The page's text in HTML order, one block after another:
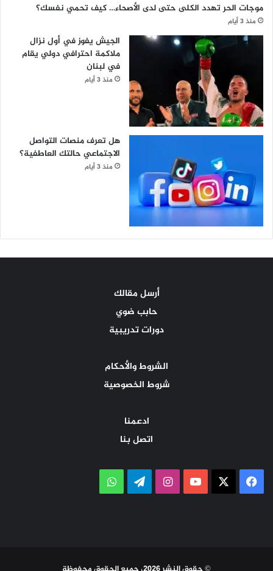
موجات الحر تهدد الكلى حتى لدى الأصحاء… كيف تحمي نفسك؟
منذ 3 أيام
الجيش يفوز في أول نزال
ملاكمة احترافي دولي يقام
في لبنان
منذ 3 أيام
هل تعرف منصات التواصل
الاجتماعي حالتك العاطفية؟
منذ 3 أيام
أرسل مقالك
حابب ضوي
دورات تدريبية
الشروط والأحكام
شروط الخصوصية
ادعمنا
اتصل بنا
فيسبوك ‫YouTubeانستقرامتيلقرامواتساب